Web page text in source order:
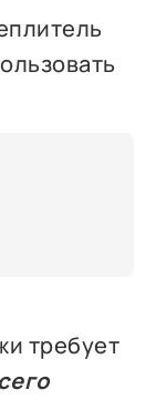
требует